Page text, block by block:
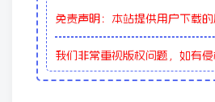
免责声明：本站提供用户下载
我们非常重视版权问题，如有